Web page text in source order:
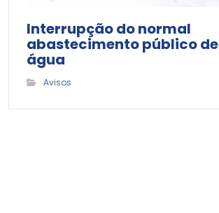
Interrupção do normal
abastecimento público de
água
Avisos